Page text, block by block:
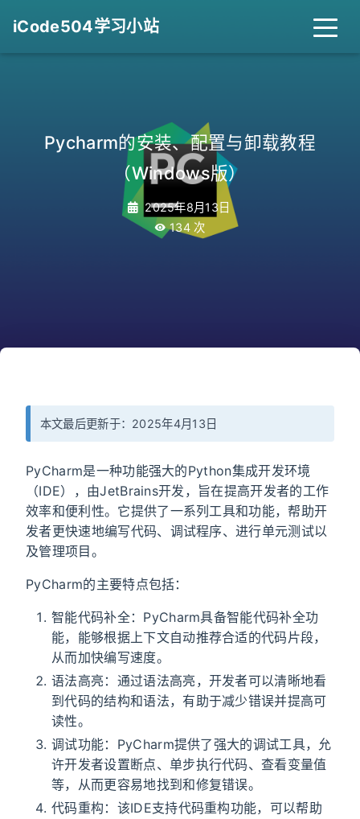
iCode504学习小站
Pycharm的安装、配置与卸载教程
（Windows版）
2025年8月13日
134次
本文最后更新于：2025年4月13日
PyCharm是一种功能强大的Python集成开发环境
（IDE），由JetBrains开发，旨在提高开发者的工作
效率和便利性。它提供了一系列工具和功能，帮助开
发者更快速地编写代码、调试程序、进行单元测试以
及管理项目。
PyCharm的主要特点包括：
智能代码补全：PyCharm具备智能代码补全功
能，能够根据上下文自动推荐合适的代码片段，
从而加快编写速度。
语法高亮：通过语法高亮，开发者可以清晰地看
到代码的结构和语法，有助于减少错误并提高可
读性。
调试功能：PyCharm提供了强大的调试工具，允
许开发者设置断点、单步执行代码、查看变量值
等，从而更容易地找到和修复错误。
代码重构：该IDE支持代码重构功能，可以帮助